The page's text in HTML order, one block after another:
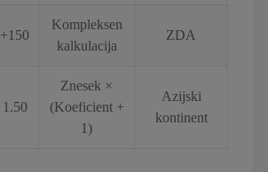
+150
Kompleksen
kalkulacija
ZDA
1.50
Znesek ×
(Koeficient +
1)
Azijski
kontinent